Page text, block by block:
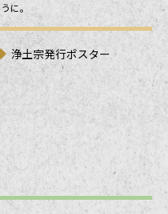
に。
浄土宗発行ポスター